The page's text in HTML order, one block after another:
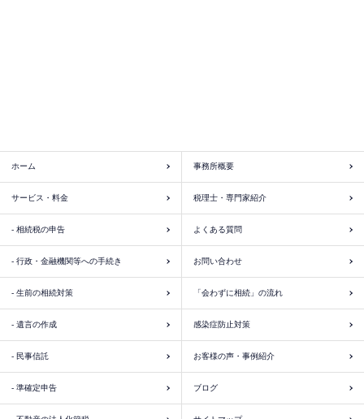
ホーム
サービス・料金
- 相続税の申告
- 行政・金融機関等への手続き
- 生前の相続対策
- 遺言の作成
- 民事信託
- 準確定申告
事務所概要
税理士・専門家紹介
よくある質問
お問い合わせ
「会わずに相続」の流れ
感染症防止対策
お客様の声・事例紹介
ブログ